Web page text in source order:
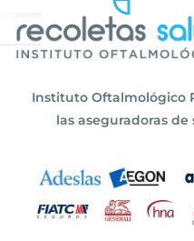
de perfeccionar su
navegación para
Instituto Oftalmológico
las aseguradoras